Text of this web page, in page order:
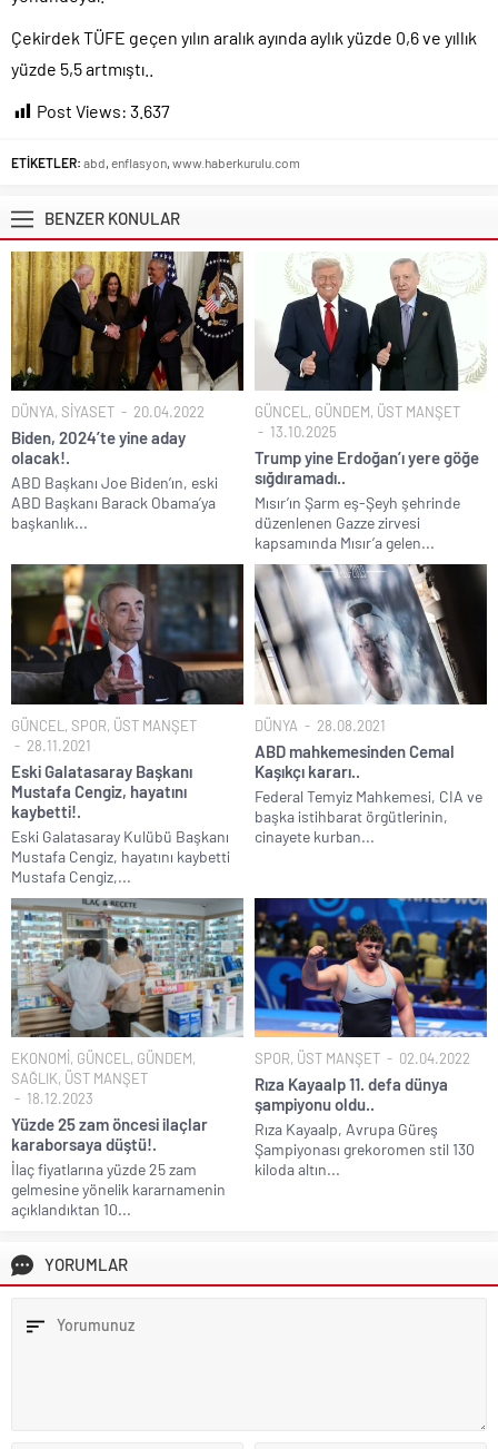
Çekirdek TÜFE geçen yılın aralık ayında aylık yüzde 0,6 ve yıllık
yüzde 5,5 artmıştı..
Post Views: 3.637
ETİKETLER: abd enflasyon www.haberkurulu.com
BENZER KONULAR
DÜNYA, SİYASET 20.04.2022
Biden, 2024’te yine aday
olacak!.
ABD Başkanı Joe Biden’ın, eski
ABD Başkanı Barack Obama’ya
başkanlık...
GÜNCEL , GÜNDEM, ÜST MANŞET
13.10.2025
Trump yine Erdoğan’ı yere göğe
sığdıramadı..
Mısır’ın Şarm eş-Şeyh şehrinde
düzenlenen Gazze zirvesi
kapsamında Mısır’a gelen...
GÜNCEL , SPOR, ÜST MANŞET
28.11.2021
Eski Galatasaray Başkanı
Mustafa Cengiz, hayatını
kaybetti!.
Eski Galatasaray Kulübü Başkanı
Mustafa Cengiz, hayatını kaybetti
Mustafa Cengiz,...
DÜNYA 28.08.2021
ABD mahkemesinden Cemal
Kaşıkçı kararı..
Federal Temyiz Mahkemesi, CIA ve
başka istihbarat örgütlerinin,
cinayete kurban...
EKONOMİ, GÜNCEL , GÜNDEM,
SAĞLIK, ÜST MANŞET
18.12.2023
Yüzde 25 zam öncesi ilaçlar
karaborsaya düştü!.
İlaç fiyatlarına yüzde 25 zam
gelmesine yönelik kararnamenin
açıklandıktan 10...
SPOR, ÜST MANŞET 02.04.2022
Rıza Kayaalp 11. defa dünya
şampiyonu oldu..
Rıza Kayaalp, Avrupa Güreş
Şampiyonası grekoromen stil 130
kiloda altın...
YORUMLAR